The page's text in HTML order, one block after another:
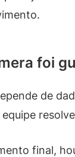
foi
de
final,